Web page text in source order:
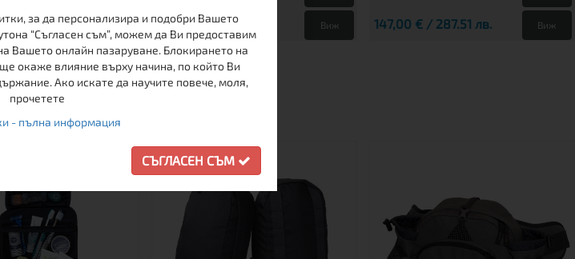
лв. Виж 72,00 € / 140.82 лв. Виж 147,00 € / 287.51 лв. Виж
ХАРЕСАХА
за да персонализира и подобри Вашето
“Съгласен съм”, можем да Ви предоставим
Вашето онлайн пазаруване. Блокирането на
окаже влияние върху начина, по който Ви
Ако искате да научите повече, моля,
прочетете
- пълна информация
СЪГЛАСЕН СЪМ